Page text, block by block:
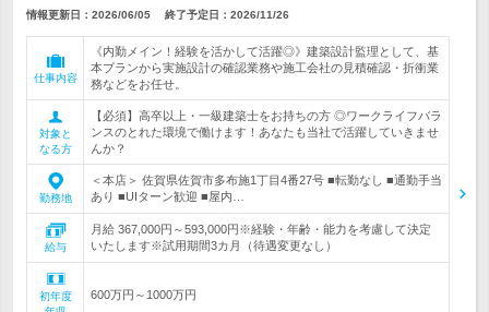
情報更新日：2026/06/05 終了予定日： 2026/11/26
仕事内容
《内勤メイン！経験を活かして活躍◎》建築設計監理として、基
本プランから実施設計の確認業務や施工会社の見積確認・折衝業
務などをお任せ。
対象と
なる方
【必須】高卒以上・一級建築士をお持ちの方 ◎ワークライフバラ
ンスのとれた環境で働けます！あなたも当社で活躍していきませ
んか？
勤務地
＜本店＞ 佐賀県佐賀市多布施1丁目4番27号 ■転勤なし ■通勤手当
あり ■UIターン歓迎 ■屋内…
給与
月給 367,000円～593,000円※経験・年齢・能力を考慮して決定
いたします※試用期間3カ月（待遇変更なし）
初年度
600万円～1000万円